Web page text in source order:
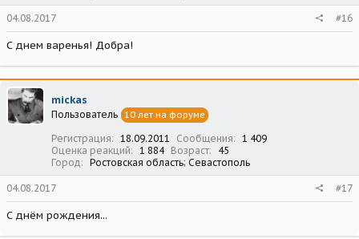
04.08.2017 #16
С днем варенья! Добра!
mickas
Пользователь 10 лет на форуме
Регистрация 18.09.2011 Сообщения
1 409
Оценка реакций
1 884 Возраст
45
Город
Ростовская область; Севастополь
04.08.2017 #17
С днём рождения...